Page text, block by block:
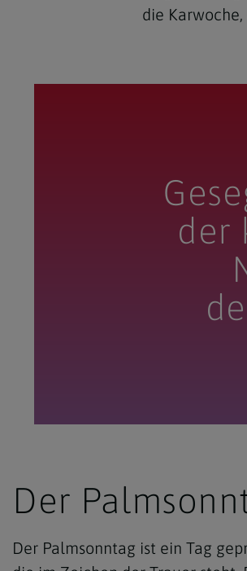
die
der
Der
Der Palmsonntag ist ein Tag